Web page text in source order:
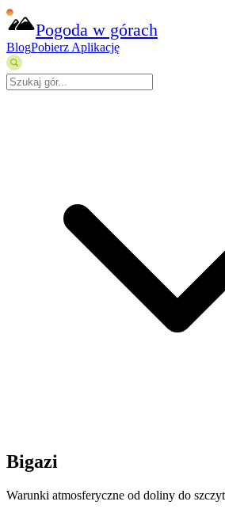
Pogoda w górach
BlogPobierz Aplikację
Bigazi
Warunki atmosferyczne od doliny do